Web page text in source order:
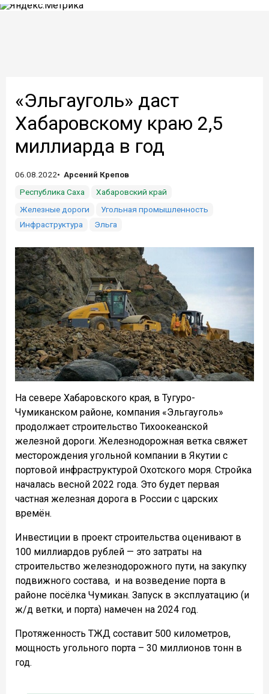
«Эльгауголь» даст
Хабаровскому краю 2,5
миллиарда в год
06.08.2022
Арсений Крепов
Республика Саха
Хабаровский край
Железные дороги
Угольная промышленность
Инфраструктура
Эльга
На севере Хабаровского края, в Тугуро-
Чумиканском районе, компания «Эльгауголь»
продолжает строительство Тихоокеанской
железной дороги. Железнодорожная ветка свяжет
месторождения угольной компании в Якутии с
портовой инфраструктурой Охотского моря. Стройка
началась весной 2022 года. Это будет первая
частная железная дорога в России с царских
времён.
Инвестиции в проект строительства оценивают в
100 миллиардов рублей — это затраты на
строительство железнодорожного пути, на закупку
подвижного состава, и на возведение порта в
районе посёлка Чумикан. Запуск в эксплуатацию (и
ж/д ветки, и порта) намечен на 2024 год.
Протяженность ТЖД составит 500 километров,
мощность угольного порта – 30 миллионов тонн в
год.